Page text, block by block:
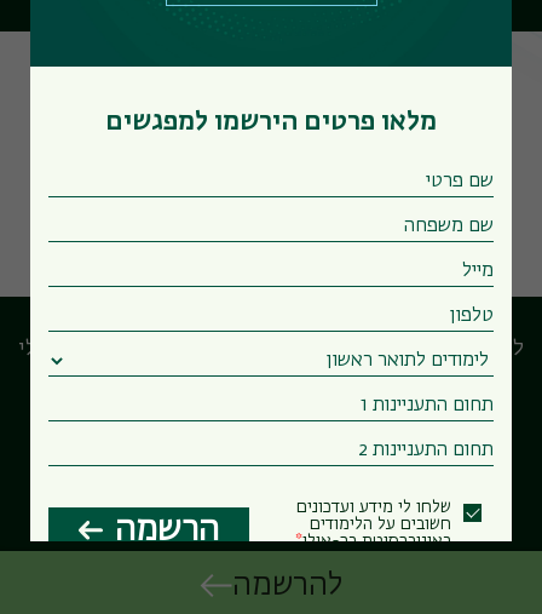
מפגשים קרובים במדור
לוח המפגשים המרכזי הבחירות שלי
Powered by Forms-Wizard
מלאו פרטים הירשמו למפגשים
שלחו לי מידע ועדכונים
חשובים על הלימודים
באוניברסיטת בר-אילן
הרשמה
להרשמה